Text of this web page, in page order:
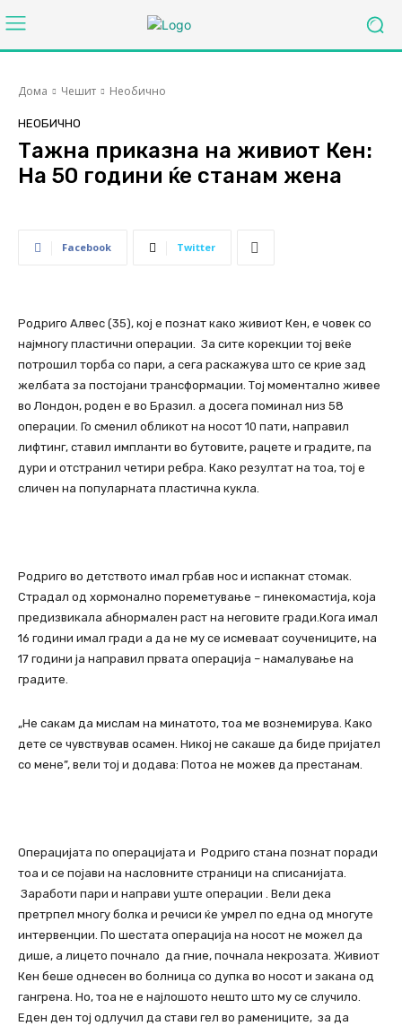
Дома Чешит Необично
НЕОБИЧНО
Тажна приказна на живиот Кен:
На 50 години ќе станам жена
Facebook Twitter
Родриго Алвес (35), кој е познат како живиот Кен, е човек со
најмногу пластични операции. За сите корекции тој веќе
потрошил торба со пари, а сега раскажува што се крие зад
желбата за постојани трансформации. Тој моментално живее
во Лондон, роден е во Бразил. а досега поминал низ 58
операции. Го сменил обликот на носот 10 пати, направил
лифтинг, ставил импланти во бутовите, рацете и градите, па
дури и отстранил четири ребра. Како резултат на тоа, тој е
сличен на популарната пластична кукла.
Родриго во детството имал грбав нос и испакнат стомак.
Страдал од хормонално пореметување – гинекомастија, која
предизвикала абнормален раст на неговите гради.Кога имал
16 години имал гради а да не му се исмеваат соучениците, на
17 години ја направил првата операција – намалување на
градите.
„Не сакам да мислам на минатото, тоа ме вознемирува. Како
дете се чувствував осамен. Никој не сакаше да биде пријател
со мене”, вели тој и додава: Потоа не можев да престанам.
Операцијата по операцијата и Родриго стана познат поради
тоа и се појави на насловните страници на списанијата.
Заработи пари и направи уште операции . Вели дека
претрпел многу болка и речиси ќе умрел по една од многуте
интервенции. По шестата операција на носот не можел да
дише, а лицето почнало да гние, почнала некрозата. Живиот
Кен беше однесен во болница со дупка во носот и закана од
гангрена. Но, тоа не е најлошото нешто што му се случило.
Еден ден тој одлучил да стави гел во рамениците, за да